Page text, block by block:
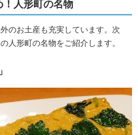
！人形町の名物
のお土産も充実しています。次
人形町の名物をご紹介します。